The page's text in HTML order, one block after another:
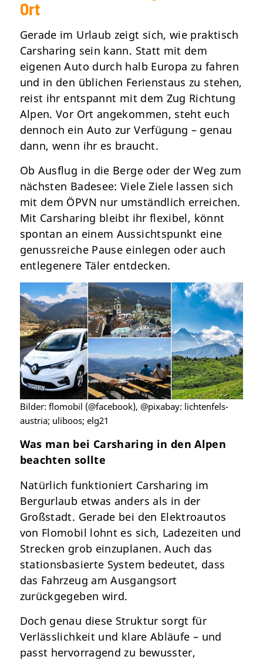
Ort
Gerade im Urlaub zeigt sich, wie praktisch
Carsharing sein kann. Statt mit dem
eigenen Auto durch halb Europa zu fahren
und in den üblichen Ferienstaus zu stehen,
reist ihr entspannt mit dem Zug Richtung
Alpen. Vor Ort angekommen, steht euch
dennoch ein Auto zur Verfügung – genau
dann, wenn ihr es braucht.
Ob Ausflug in die Berge oder der Weg zum
nächsten Badesee: Viele Ziele lassen sich
mit dem ÖPVN nur umständlich erreichen.
Mit Carsharing bleibt ihr flexibel, könnt
spontan an einem Aussichtspunkt eine
genussreiche Pause einlegen oder auch
entlegenere Täler entdecken.
Bilder: flomobil (@facebook), @pixabay: lichtenfels-
austria; uliboos; elg21
Was man bei Carsharing in den Alpen
beachten sollte
Natürlich funktioniert Carsharing im
Bergurlaub etwas anders als in der
Großstadt. Gerade bei den Elektroautos
von Flomobil lohnt es sich, Ladezeiten und
Strecken grob einzuplanen. Auch das
stationsbasierte System bedeutet, dass
das Fahrzeug am Ausgangsort
zurückgegeben wird.
Doch genau diese Struktur sorgt für
Verlässlichkeit und klare Abläufe – und
passt hervorragend zu bewusster,